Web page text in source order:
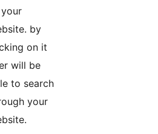
by
on it
will be
to search
your